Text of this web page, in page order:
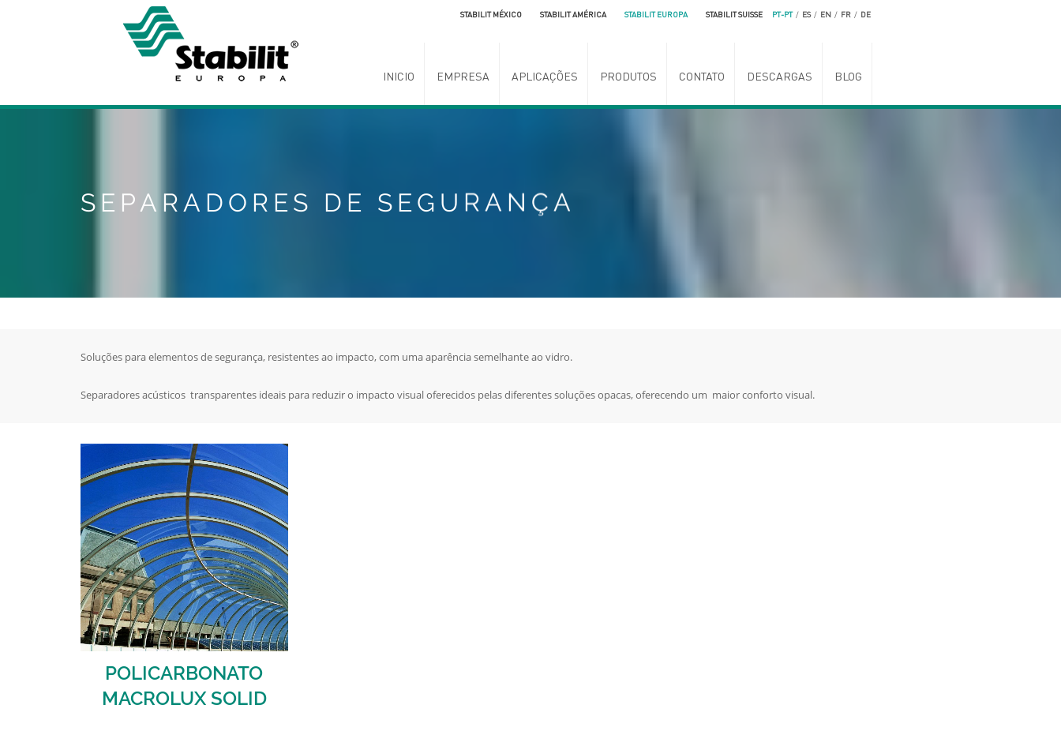
PT-PT / ES / EN / FR / DE
STABILIT MÉXICO STABILIT AMÉRICA STABILIT EUROPA STABILIT SUISSE
INICIO EMPRESA APLICAÇÕES PRODUTOS CONTATO DESCARGAS BLOG
SEPARADORES DE SEGURANÇA
Soluções para elementos de segurança, resistentes ao impacto, com uma aparência semelhante ao vidro.
Separadores acústicos transparentes ideais para reduzir o impacto visual oferecidos pelas diferentes soluções opacas, oferecendo um maior conforto visual.
POLICARBONATO
MACROLUX SOLID